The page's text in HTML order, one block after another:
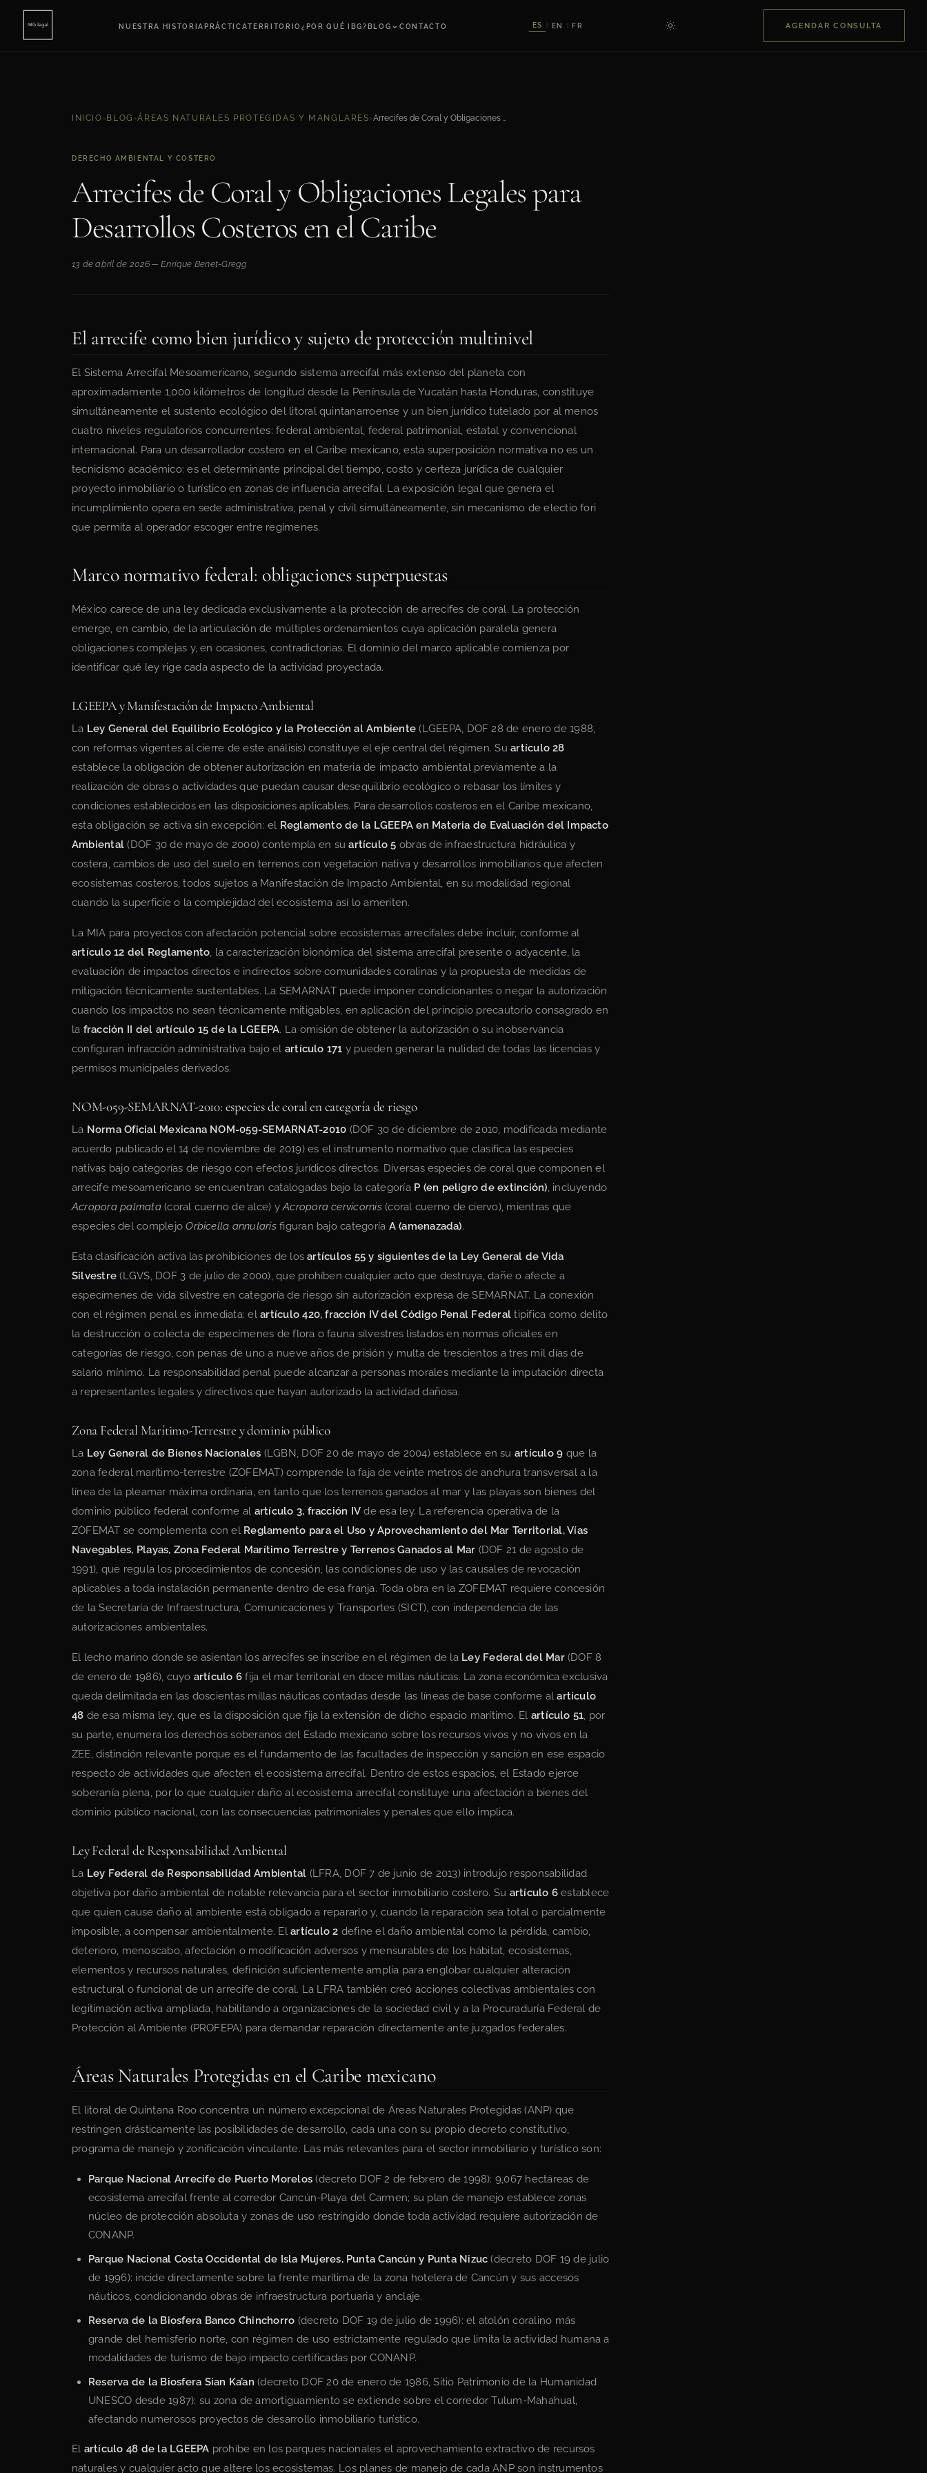
NUESTRA HISTORIAPRÁCTICATERRITORIO ¿POR QUÉ IBG?BLOG ⌄ CONTACTO ES EN FR AGENDAR CONSULTA
INICIO ›BLOG ›ÁREAS NATURALES PROTEGIDAS Y MANGLARES › Arrecifes de Coral y Obligaciones Legales para Desarrollos Costeros en el Caribe
DERECHO AMBIENTAL Y COSTERO
Arrecifes de Coral y Obligaciones Legales para
Desarrollos Costeros en el Caribe
13 de abril de 2026— Enrique Benet-Gregg
El arrecife como bien jurídico y sujeto de protección multinivel
El Sistema Arrecifal Mesoamericano, segundo sistema arrecifal más extenso del planeta con
aproximadamente 1,000 kilómetros de longitud desde la Península de Yucatán hasta Honduras, constituye
simultáneamente el sustento ecológico del litoral quintanarroense y un bien jurídico tutelado por al menos
cuatro niveles regulatorios concurrentes: federal ambiental, federal patrimonial, estatal y convencional
internacional. Para un desarrollador costero en el Caribe mexicano, esta superposición normativa no es un
tecnicismo académico: es el determinante principal del tiempo, costo y certeza jurídica de cualquier
proyecto inmobiliario o turístico en zonas de influencia arrecifal. La exposición legal que genera el
incumplimiento opera en sede administrativa, penal y civil simultáneamente, sin mecanismo de electio fori
que permita al operador escoger entre regímenes.
Marco normativo federal: obligaciones superpuestas
México carece de una ley dedicada exclusivamente a la protección de arrecifes de coral. La protección
emerge, en cambio, de la articulación de múltiples ordenamientos cuya aplicación paralela genera
obligaciones complejas y, en ocasiones, contradictorias. El dominio del marco aplicable comienza por
identificar qué ley rige cada aspecto de la actividad proyectada.
LGEEPA y Manifestación de Impacto Ambiental
La Ley General del Equilibrio Ecológico y la Protección al Ambiente (LGEEPA, DOF 28 de enero de 1988,
con reformas vigentes al cierre de este análisis) constituye el eje central del régimen. Suartículo 28
establece la obligación de obtener autorización en materia de impacto ambiental previamente a la
realización de obras o actividades que puedan causar desequilibrio ecológico o rebasar los límites y
condiciones establecidos en las disposiciones aplicables. Para desarrollos costeros en el Caribe mexicano,
esta obligación se activa sin excepción: el Reglamento de la LGEEPA en Materia de Evaluación del Impacto
Ambiental (DOF 30 de mayo de 2000) contempla en suartículo 5 obras de infraestructura hidráulica y
costera, cambios de uso del suelo en terrenos con vegetación nativa y desarrollos inmobiliarios que afecten
ecosistemas costeros, todos sujetos a Manifestación de Impacto Ambiental, en su modalidad regional
cuando la superficie o la complejidad del ecosistema así lo ameriten.
La MIA para proyectos con afectación potencial sobre ecosistemas arrecifales debe incluir, conforme al
artículo 12 del Reglamento, la caracterización bionómica del sistema arrecifal presente o adyacente, la
evaluación de impactos directos e indirectos sobre comunidades coralinas y la propuesta de medidas de
mitigación técnicamente sustentables. La SEMARNAT puede imponer condicionantes o negar la autorización
cuando los impactos no sean técnicamente mitigables, en aplicación del principio precautorio consagrado en
la fracción II del artículo 15 de la LGEEPA. La omisión de obtener la autorización o su inobservancia
configuran infracción administrativa bajo el artículo 171 y pueden generar la nulidad de todas las licencias y
permisos municipales derivados.
NOM-059-SEMARNAT-2010: especies de coral en categoría de riesgo
La Norma Oficial Mexicana NOM-059-SEMARNAT-2010 (DOF 30 de diciembre de 2010, modificada mediante
acuerdo publicado el 14 de noviembre de 2019) es el instrumento normativo que clasifica las especies
nativas bajo categorías de riesgo con efectos jurídicos directos. Diversas especies de coral que componen el
arrecife mesoamericano se encuentran catalogadas bajo la categoría P (en peligro de extinción), incluyendo
Acropora palmata(coral cuerno de alce) yAcropora cervicornis(coral cuerno de ciervo), mientras que
especies del complejoOrbicella annularisfiguran bajo categoría A (amenazada).
Esta clasificación activa las prohibiciones de losartículos 55 y siguientes de la Ley General de Vida
Silvestre (LGVS, DOF 3 de julio de 2000), que prohíben cualquier acto que destruya, dañe o afecte a
especímenes de vida silvestre en categoría de riesgo sin autorización expresa de SEMARNAT. La conexión
con el régimen penal es inmediata: elartículo 420, fracción IV del Código Penal Federal tipifica como delito
la destrucción o colecta de especímenes de flora o fauna silvestres listados en normas oficiales en
categorías de riesgo, con penas de uno a nueve años de prisión y multa de trescientos a tres mil días de
salario mínimo. La responsabilidad penal puede alcanzar a personas morales mediante la imputación directa
a representantes legales y directivos que hayan autorizado la actividad dañosa.
Zona Federal Marítimo-Terrestre y dominio público
La Ley General de Bienes Nacionales (LGBN, DOF 20 de mayo de 2004) establece en su artículo 9 que la
zona federal marítimo-terrestre (ZOFEMAT) comprende la faja de veinte metros de anchura transversal a la
línea de la pleamar máxima ordinaria, en tanto que los terrenos ganados al mar y las playas son bienes del
dominio público federal conforme al artículo 3, fracción IV de esa ley. La referencia operativa de la
ZOFEMAT se complementa con el Reglamento para el Uso y Aprovechamiento del Mar Territorial, Vías
Navegables, Playas, Zona Federal Marítimo Terrestre y Terrenos Ganados al Mar (DOF 21 de agosto de
1991), que regula los procedimientos de concesión, las condiciones de uso y las causales de revocación
aplicables a toda instalación permanente dentro de esa franja. Toda obra en la ZOFEMAT requiere concesión
de la Secretaría de Infraestructura, Comunicaciones y Transportes (SICT), con independencia de las
autorizaciones ambientales.
El lecho marino donde se asientan los arrecifes se inscribe en el régimen de la Ley Federal del Mar(DOF 8
de enero de 1986), cuyo artículo 6 fija el mar territorial en doce millas náuticas. La zona económica exclusiva
queda delimitada en las doscientas millas náuticas contadas desde las líneas de base conforme alartículo
48 de esa misma ley, que es la disposición que fija la extensión de dicho espacio marítimo. El artículo 51, por
su parte, enumera los derechos soberanos del Estado mexicano sobre los recursos vivos y no vivos en la
ZEE, distinción relevante porque es el fundamento de las facultades de inspección y sanción en ese espacio
respecto de actividades que afecten el ecosistema arrecifal. Dentro de estos espacios, el Estado ejerce
soberanía plena, por lo que cualquier daño al ecosistema arrecifal constituye una afectación a bienes del
dominio público nacional, con las consecuencias patrimoniales y penales que ello implica.
Ley Federal de Responsabilidad Ambiental
La Ley Federal de Responsabilidad Ambiental (LFRA, DOF 7 de junio de 2013) introdujo responsabilidad
objetiva por daño ambiental de notable relevancia para el sector inmobiliario costero. Su artículo 6 establece
que quien cause daño al ambiente está obligado a repararlo y, cuando la reparación sea total o parcialmente
imposible, a compensar ambientalmente. Elartículo 2 define el daño ambiental como la pérdida, cambio,
deterioro, menoscabo, afectación o modificación adversos y mensurables de los hábitat, ecosistemas,
elementos y recursos naturales, definición suficientemente amplia para englobar cualquier alteración
estructural o funcional de un arrecife de coral. La LFRA también creó acciones colectivas ambientales con
legitimación activa ampliada, habilitando a organizaciones de la sociedad civil y a la Procuraduría Federal de
Protección al Ambiente (PROFEPA) para demandar reparación directamente ante juzgados federales.
Áreas Naturales Protegidas en el Caribe mexicano
El litoral de Quintana Roo concentra un número excepcional de Áreas Naturales Protegidas (ANP) que
restringen drásticamente las posibilidades de desarrollo, cada una con su propio decreto constitutivo,
programa de manejo y zonificación vinculante. Las más relevantes para el sector inmobiliario y turístico son:
Parque Nacional Arrecife de Puerto Morelos (decreto DOF 2 de febrero de 1998): 9,067 hectáreas de
ecosistema arrecifal frente al corredor Cancún-Playa del Carmen; su plan de manejo establece zonas
núcleo de protección absoluta y zonas de uso restringido donde toda actividad requiere autorización de
CONANP.
Parque Nacional Costa Occidental de Isla Mujeres, Punta Cancún y Punta Nizuc (decreto DOF 19 de julio
de 1996): incide directamente sobre la frente marítima de la zona hotelera de Cancún y sus accesos
náuticos, condicionando obras de infraestructura portuaria y anclaje.
Reserva de la Biosfera Banco Chinchorro (decreto DOF 19 de julio de 1996): el atolón coralino más
grande del hemisferio norte, con régimen de uso estrictamente regulado que limita la actividad humana a
modalidades de turismo de bajo impacto certificadas por CONANP.
Reserva de la Biosfera Sian Ka’an (decreto DOF 20 de enero de 1986, Sitio Patrimonio de la Humanidad
UNESCO desde 1987): su zona de amortiguamiento se extiende sobre el corredor Tulum-Mahahual,
afectando numerosos proyectos de desarrollo inmobiliario turístico.
El artículo 48 de la LGEEPA prohíbe en los parques nacionales el aprovechamiento extractivo de recursos
naturales y cualquier acto que altere los ecosistemas. Los planes de manejo de cada ANP son instrumentos